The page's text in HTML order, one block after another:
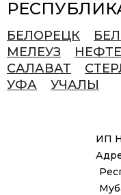
БЕЛОРЕЦК
МЕЛЕУЗ
САЛАВАТ
УФА
УЧАЛЫ
ИП